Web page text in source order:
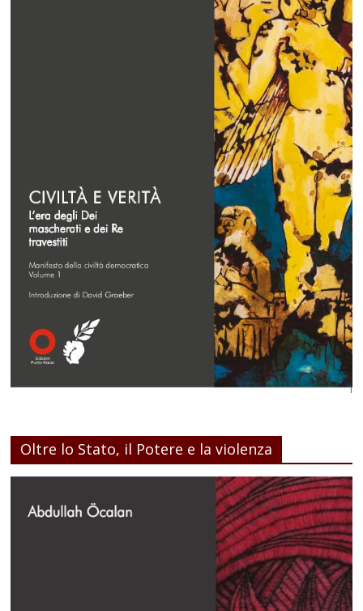
Oltre lo Stato, il Potere e la violenza